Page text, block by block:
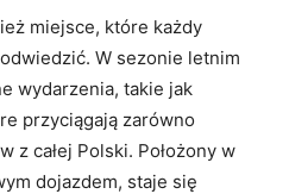
miejsce, które każdy
W sezonie letnim
wydarzenia,⁤ takie jak
przyciągają⁤ zarówno
z całej Polski. ‍Położony w
dojazdem, staje się